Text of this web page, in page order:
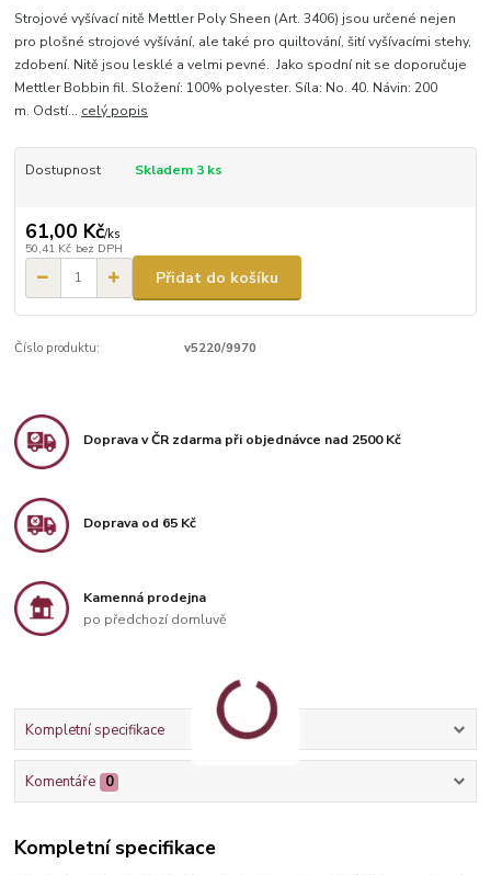
Strojové vyšívací nitě Mettler Poly Sheen (Art. 3406) jsou určené nejen
pro plošné strojové vyšívání, ale také pro quiltování, šití vyšívacími stehy,
zdobení. Nitě jsou lesklé a velmi pevné. Jako spodní nit se doporučuje
Mettler Bobbin fil. Složení: 100% polyester. Síla: No. 40. Návin: 200
m. Odstí... celý popis
Dostupnost Skladem 3 ks
61,00 Kč/ks
50,41 Kč bez DPH
Přidat do košíku
Číslo produktu: v5220/9970
Doprava v ČR zdarma při objednávce nad 2500 Kč
Doprava od 65 Kč
Kamenná prodejna
po předchozí domluvě
Kompletní specifikace
Komentáře 0
Kompletní specifikace